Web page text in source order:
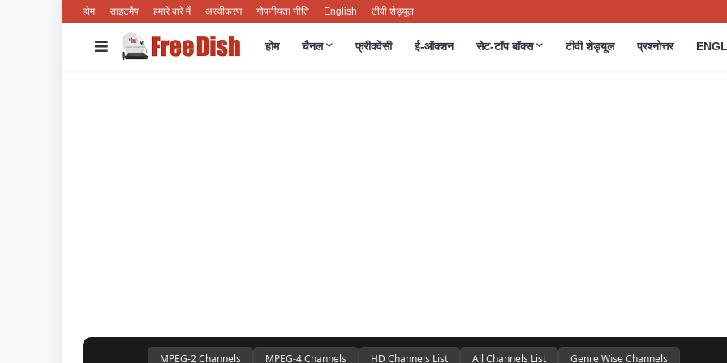
होम साइटमैप हमारे बारे में अस्वीकरण गोपनीयता नीति English टीवी शेड्यूल
होम चैनल फ्रीक्वेंसी ई-ऑक्शन सेट-टॉप बॉक्स टीवी शेड्यूल प्रश्नोत्तर
MPEG-2 Channels MPEG-4 Channels HD Channels List All Channels List Genre Wise Channels